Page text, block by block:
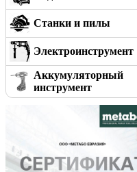
Станки и пилы
Электроинструмент
Аккумуляторный
инструмент